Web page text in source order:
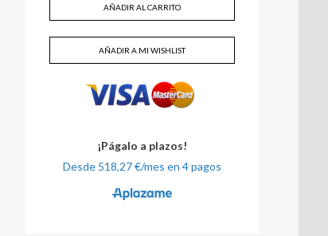
AÑADIR AL CARRITO
AÑADIR A MI WISHLIST